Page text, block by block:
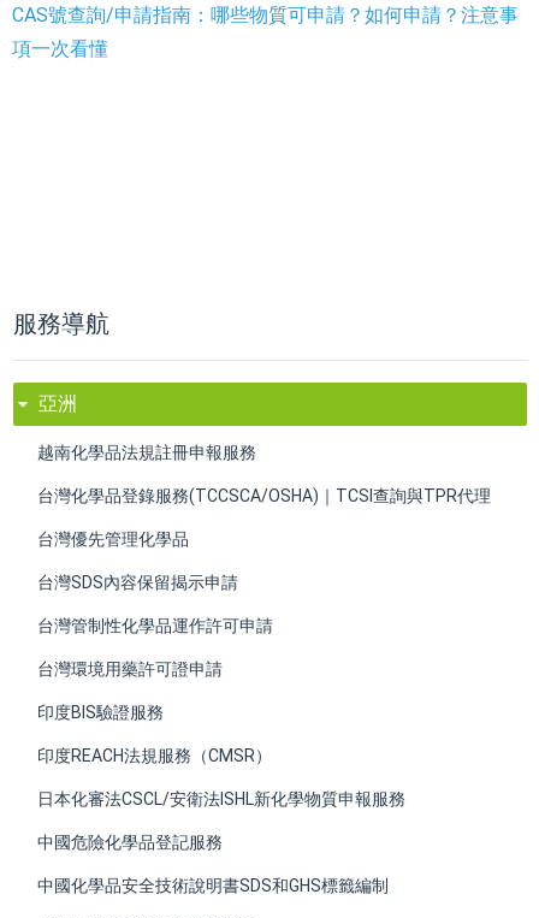
CAS號查詢/申請指南：哪些物質可申請？如何申請？注意事
項一次看懂
服務導航
亞洲
越南化學品法規註冊申報服務
台灣化學品登錄服務(TCCSCA/OSHA)｜TCSI查詢與TPR代理
台灣優先管理化學品
台灣SDS內容保留揭示申請
台灣管制性化學品運作許可申請
台灣環境用藥許可證申請
印度BIS驗證服務
印度REACH法規服務（CMSR）
日本化審法CSCL/安衛法ISHL新化學物質申報服務
中國危險化學品登記服務
中國化學品安全技術說明書SDS和GHS標籤編制